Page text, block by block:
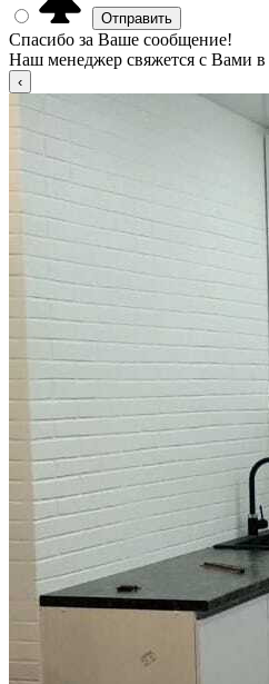
Спасибо за Ваше сообщение!
Наш менеджер свяжется с Вами